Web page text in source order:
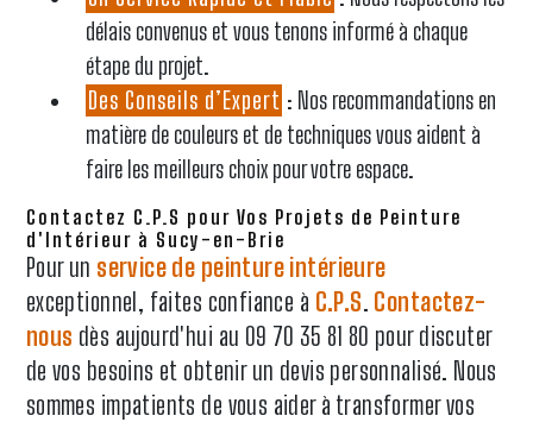
délais convenus et vous tenons informé à chaque
étape du projet.
Des Conseils d’Expert : Nos recommandations en
matière de couleurs et de techniques vous aident à
faire les meilleurs choix pour votre espace.
Contactez C.P.S pour Vos Projets de Peinture
d'Intérieur à Sucy-en-Brie
Pour un service de peinture intérieure
exceptionnel, faites confiance à C.P.S. Contactez-
nous dès aujourd'hui au 09 70 35 81 80 pour discuter
de vos besoins et obtenir un devis personnalisé. Nous
sommes impatients de vous aider à transformer vos